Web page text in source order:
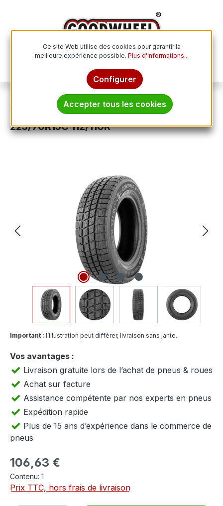
VREDESTEIN COMTRAC 2 WINTER+
225/70R15C 112/110R
Ignorer la galerie d'images
Important : l’illustration peut différer, livraison sans jante.
Vos avantages :
Livraison gratuite lors de l’achat de pneus & roues
Achat sur facture
Assistance compétente par nos experts en pneus
Expédition rapide
Plus de 15 ans d’expérience dans le commerce de
pneus
Prix régulier :
106,63 €
Contenu: 1
Prix TTC, hors frais de livraison
Ce site Web utilise des cookies pour garantir la
meilleure expérience possible. Plus d'informations...
Configurer
Accepter tous les cookies